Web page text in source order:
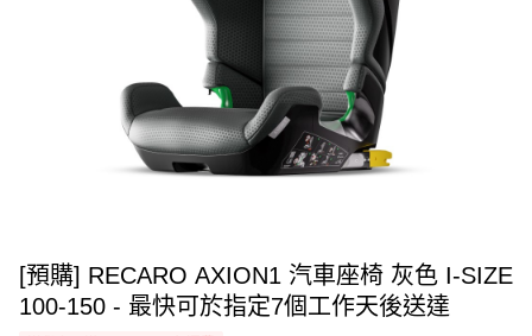
[預購] RECARO AXION1 汽車座椅 灰色 I-SIZE
100-150 - 最快可於指定7個工作天後送達